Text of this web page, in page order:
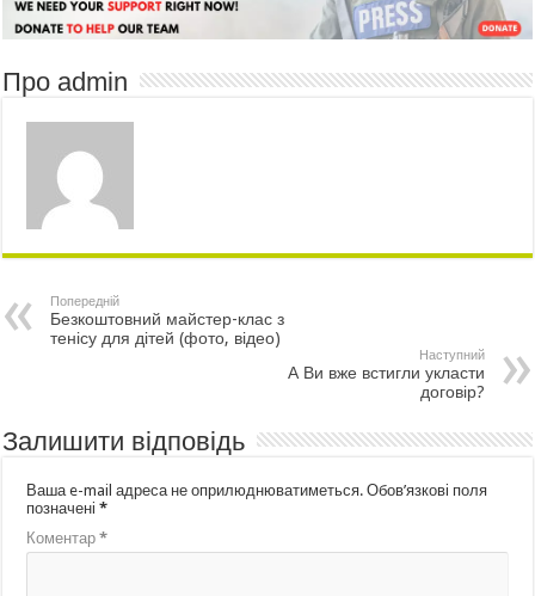
Про admin
Попередній
Безкоштовний майстер-клас з
тенісу для дітей (фото, відео)
Наступний
А Ви вже встигли укласти
договір?
Залишити відповідь
Ваша e-mail адреса не оприлюднюватиметься. Обов’язкові поля
позначені*
Коментар*